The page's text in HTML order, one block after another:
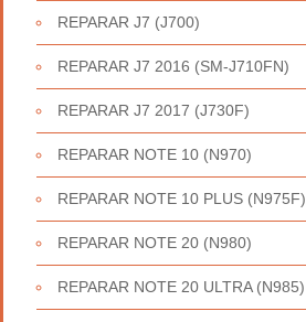
REPARAR J7 (J700)
REPARAR J7 2016 (SM-J710FN)
REPARAR J7 2017 (J730F)
REPARAR NOTE 10 (N970)
REPARAR NOTE 10 PLUS (N975F)
REPARAR NOTE 20 (N980)
REPARAR NOTE 20 ULTRA (N985)